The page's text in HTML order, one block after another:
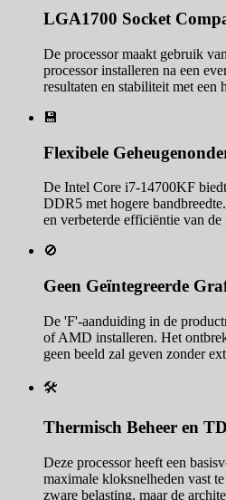
LGA1700 Socket
De processor maakt gebruik
processor installeren na een
resultaten en stabiliteit met een
💾
Flexibele
De Intel Core i7-14700KF
DDR5 met hogere
en verbeterde efficiëntie van
🚫
Geen Geïntegreerde
De 'F'-aanduiding in de
of AMD installeren. Het
geen beeld zal geven zonder
🛠️
Thermisch Beheer en
Deze processor heeft een
maximale kloksnelheden vast
zware belasting, maar de